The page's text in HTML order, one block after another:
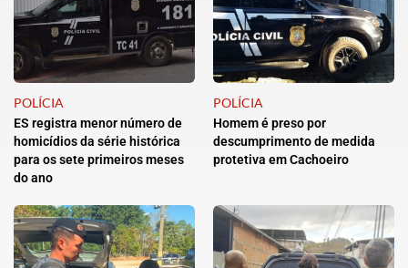
POLÍCIA
ES registra menor número de
homicídios da série histórica
para os sete primeiros meses
do ano
POLÍCIA
Homem é preso por
descumprimento de medida
protetiva em Cachoeiro